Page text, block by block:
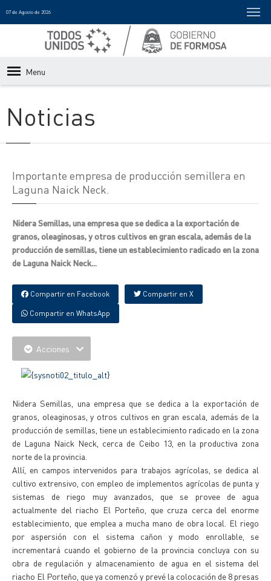
07 de Agosto de 2026
Menu
Noticias
Importante empresa de producción semillera en
Laguna Naick Neck.
Nidera Semillas, una empresa que se dedica a la exportación de
granos, oleaginosas, y otros cultivos en gran escala, además de la
producción de semillas, tiene un establecimiento radicado en la zona
de Laguna Naick Neck...
Compartir en Facebook Compartir en X
Compartir en WhatsApp
Acciones
Nidera Semillas, una empresa que se dedica a la exportación de
granos, oleaginosas, y otros cultivos en gran escala, además de la
producción de semillas, tiene un establecimiento radicado en la zona
de Laguna Naick Neck, cerca de Ceibo 13, en la productiva zona
norte de la provincia.
Allí, en campos intervenidos para trabajos agrícolas, se dedica al
cultivo extrensivo, con empleo de implementos agrícolas de punta y
sistemas de riego muy avanzados, que se provee de agua
actualmente del riacho El Porteño, que cruza cerca del enorme
establecimiento, que emplea a mucha mano de obra local. El riego
por aspersión con el sistema cañon y modo enrollable, se
incrementará cuando el gobierno de la provincia concluya con su
obra de regulación y almacenamiento de agua en el sistema del
riacho El Porteño, que ya comenzó y prevé la colocación de 8 presas